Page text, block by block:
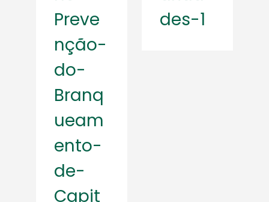
Preve
nção-
do-
Branq
ueam
ento-
de-
Capit
des-1